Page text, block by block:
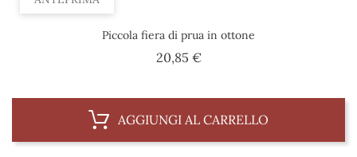
Piccola fiera di prua in ottone
20,85 €Prezzo
AGGIUNGI AL CARRELLO